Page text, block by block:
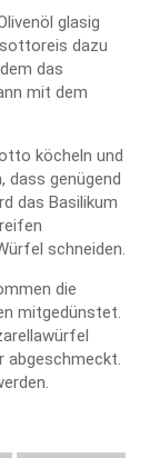
glasig
dazu
das
mit dem
köcheln und
dass genügend
das Basilikum
schneiden.
die
mitgedünstet.
abgeschmeckt.